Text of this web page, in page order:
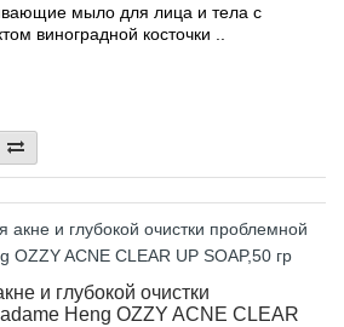
мыло для лица и тела с
виноградной косточки ..
и глубокой очистки
Heng OZZY ACNE CLEAR